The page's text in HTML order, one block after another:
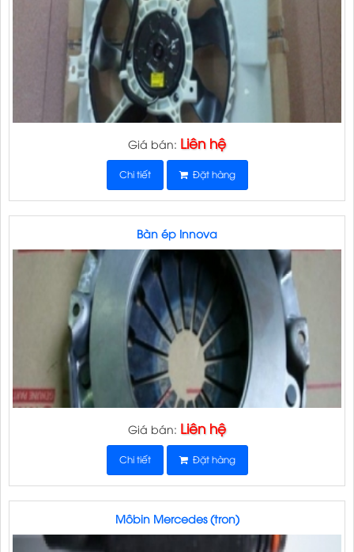
Giá bán: Liên hệ
Chi tiết Đặt hàng
Bàn ép Innova
Giá bán: Liên hệ
Chi tiết Đặt hàng
Môbin Mercedes (tron)